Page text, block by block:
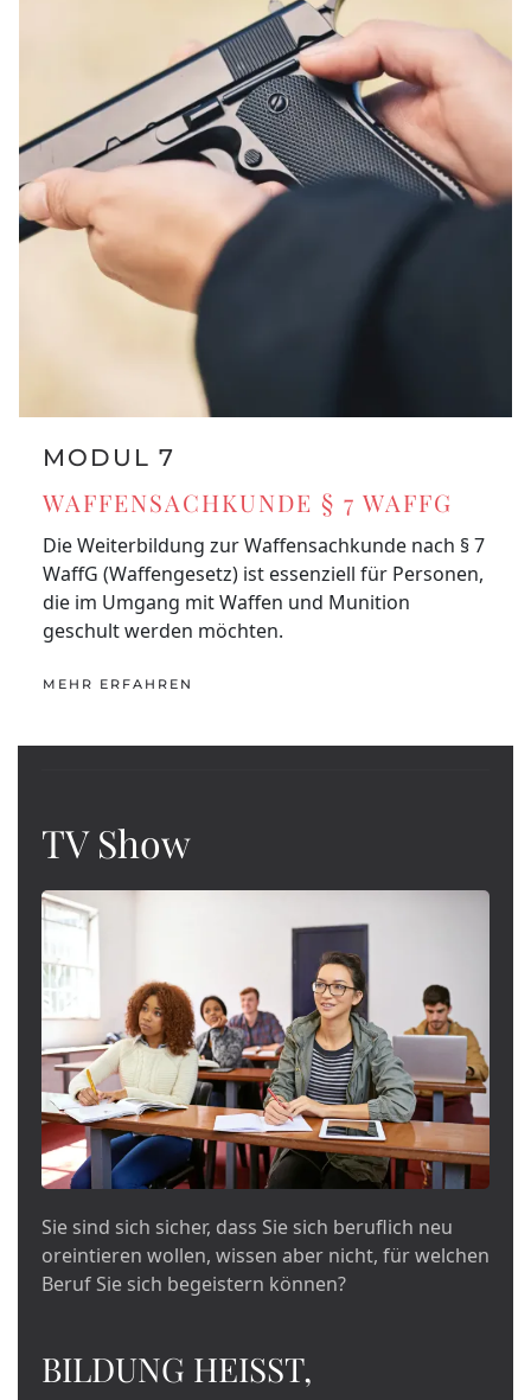
MODUL 7
WAFFENSACHKUNDE § 7 WAFFG
Die Weiterbildung zur Waffensachkunde nach § 7
WaffG (Waffengesetz) ist essenziell für Personen,
die im Umgang mit Waffen und Munition
geschult werden möchten.
MEHR ERFAHREN
TV Show
Sie sind sich sicher, dass Sie sich beruflich neu
oreintieren wollen, wissen aber nicht, für welchen
Beruf Sie sich begeistern können?
BILDUNG HEISST,